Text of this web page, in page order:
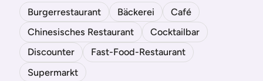
Burgerrestaurant Bäckerei
Café
Chinesisches Restaurant
Cocktailbar
Discounter
Fast-Food-Restaurant
Supermarkt